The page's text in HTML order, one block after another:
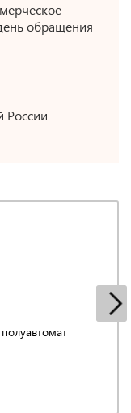
обращения
России